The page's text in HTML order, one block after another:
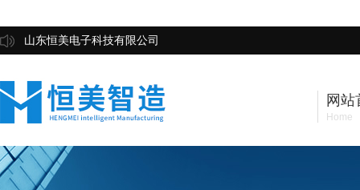
山东恒美电子科技有限公司
网站
Home